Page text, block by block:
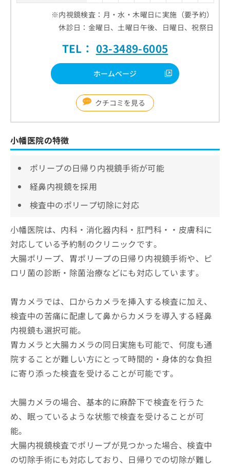
※内視鏡検査：月・水・木曜日に実施（要予約）
休診日：金曜日、土曜日午後、日曜日、祝祭日
TEL： 03-3489-6005
ホームページ
クチコミを見る
小幡医院の特徴
ポリープの日帰り内視鏡手術が可能
経鼻内視鏡を採用
検査中のポリープ切除に対応
小幡医院は、内科・消化器内科・肛門科・・皮膚科に
対応している予約制のクリニックです。
大腸ポリープ、胃ポリープの日帰り内視鏡手術や、ピ
ロリ菌の診断・除菌治療などにも対応しています。
胃カメラでは、口からカメラを挿入する検査に加え、
検査中の苦痛に配慮して鼻からカメラを導入する経鼻
内視鏡も選択可能。
胃カメラと大腸カメラの同日実施も可能で、何度も通
院することが難しい方にとって時間的・身体的な負担
に寄り添った検査を受けることが可能です。
大腸カメラの場合、基本的に麻酔下で検査を行うた
め、眠っているような状態で検査を受けることが可
能。
大腸内視鏡検査でポリープが見つかった場合、検査中
の切除手術にも対応しており、日帰りでの切除が難し